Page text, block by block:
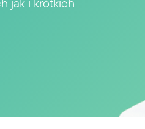
jak i krótkich